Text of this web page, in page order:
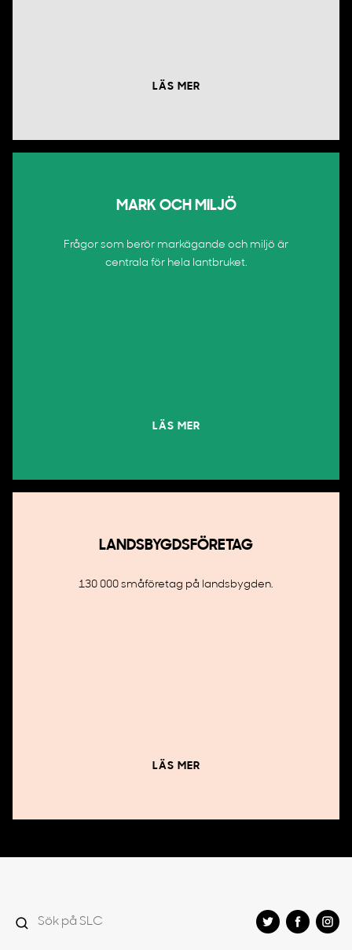
LÄS MER
MARK OCH MILJÖ
Frågor som berör markägande och miljö är
centrala för hela lantbruket.
LÄS MER
LANDSBYGDSFÖRETAG
130 000 småföretag på landsbygden.
LÄS MER